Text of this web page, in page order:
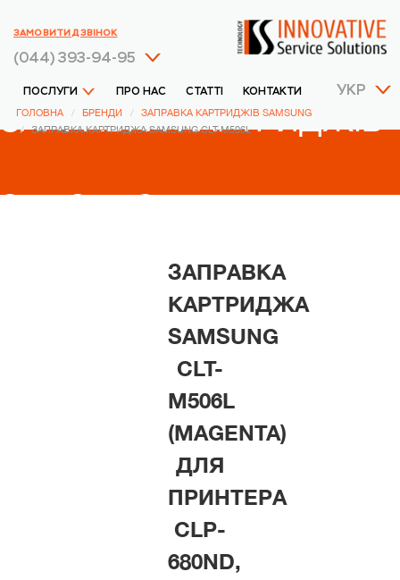
УКР
ПОСЛУГИ ПРО НАС СТАТТІ КОНТАКТИ
(044) 393-94-95
ЗАМОВИТИ ДЗВІНОК
ГОЛОВНА БРЕНДИ
ЗАПРАВКА КАРТРИДЖІВ SAMSUNG
ЗАПРАВКА КАРТРИДЖА SAMSUNG CLT-M506L
ЗАПРАВКА КАРТРИДЖІВ
SAMSUNG
ЗАПРАВКА
КАРТРИДЖА
SAMSUNG
CLT-
M506L
(MAGENTA)
ДЛЯ
ПРИНТЕРА
CLP-
680ND,